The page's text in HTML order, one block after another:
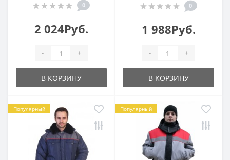
0
2 024Руб.
- +
В КОРЗИНУ
0
1 988Руб.
- +
В КОРЗИНУ
Популярный Популярный